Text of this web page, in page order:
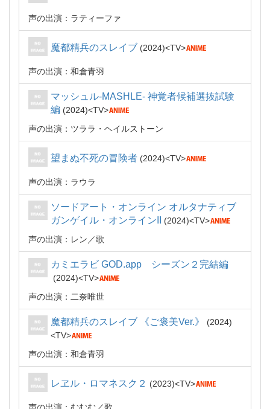
声の出演：ラティーファ
魔都精兵のスレイブ 2024 TV
声の出演：和倉青羽
マッシュル-MASHLE- 神覚者候補選抜試験
編
2024
TV
声の出演：ツララ・ヘイルストーン
望まぬ不死の冒険者 2024 TV
声の出演：ラウラ
ソードアート・オンライン オルタナティブ
ガンゲイル・オンラインII
2024
TV
声の出演：レン
歌
カミエラビ GOD.app シーズン２完結編
2024
TV
声の出演：二奈唯世
魔都精兵のスレイブ 《ご褒美Ver.》
2024
TV
声の出演：和倉青羽
レヱル・ロマネスク２ 2023 TV